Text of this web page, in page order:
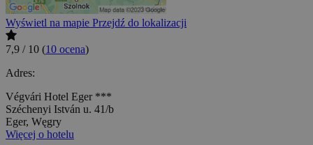
Wyświetl na mapie Przejdź do lokalizacji
7,9 / 10 (10 ocena)
Adres:
Végvári Hotel Eger ***
Széchenyi István u. 41/b
Eger, Węgry
Więcej o hotelu